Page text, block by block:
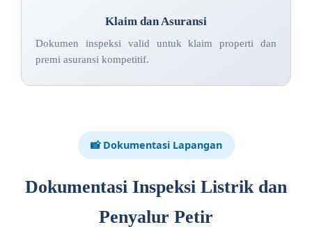
Klaim dan Asuransi
Dokumen inspeksi valid untuk klaim properti dan
premi asuransi kompetitif.
📸 Dokumentasi Lapangan
Dokumentasi Inspeksi Listrik dan
Penyalur Petir